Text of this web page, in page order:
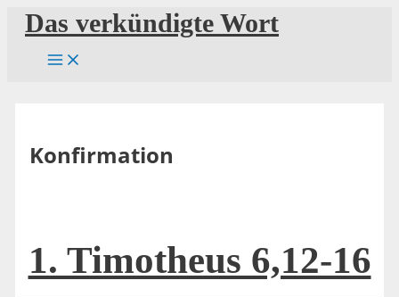
Zum
Inhalt
springen
Das verkündigte Wort
Konfirmation
1. Timotheus 6,12-16